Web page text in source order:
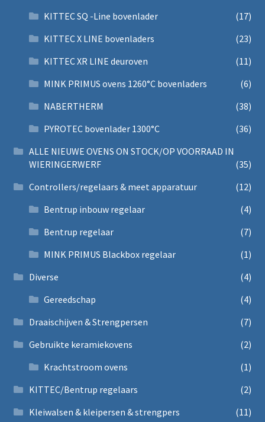
KITTEC SQ -Line bovenlader
(17)
KITTEC X LINE bovenladers
(23)
KITTEC XR LINE deuroven
(11)
MINK PRIMUS ovens 1260°C bovenladers
(6)
NABERTHERM
(38)
PYROTEC bovenlader 1300°C
(36)
ALLE NIEUWE OVENS ON STOCK/OP VOORRAAD IN
WIERINGERWERF
(35)
Controllers/regelaars & meet apparatuur
(12)
Bentrup inbouw regelaar
(4)
Bentrup regelaar
(7)
MINK PRIMUS Blackbox regelaar
(1)
Diverse
(4)
Gereedschap
(4)
Draaischijven & Strengpersen
(7)
Gebruikte keramiekovens
(2)
Krachtstroom ovens
(1)
KITTEC/Bentrup regelaars
(2)
Kleiwalsen & kleipersen & strengpers
(11)